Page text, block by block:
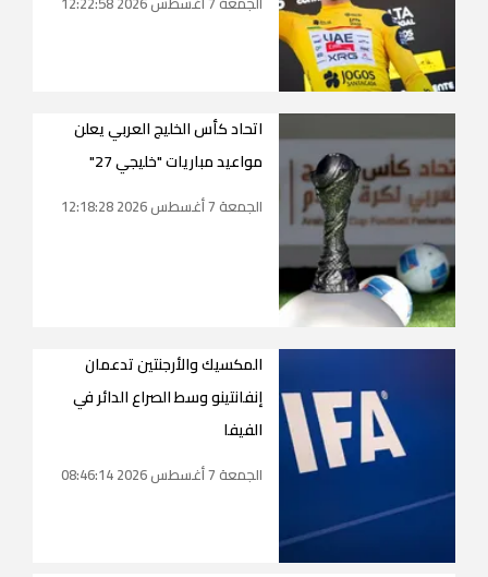
اتحاد كأس الخليج العربي يعلن
مواعيد مباريات "خليجي 27"
الجمعة 7 أغسطس 2026 12:18:28
المكسيك والأرجنتين تدعمان
إنفانتينو وسط الصراع الدائر في
الفيفا
الجمعة 7 أغسطس 2026 08:46:14